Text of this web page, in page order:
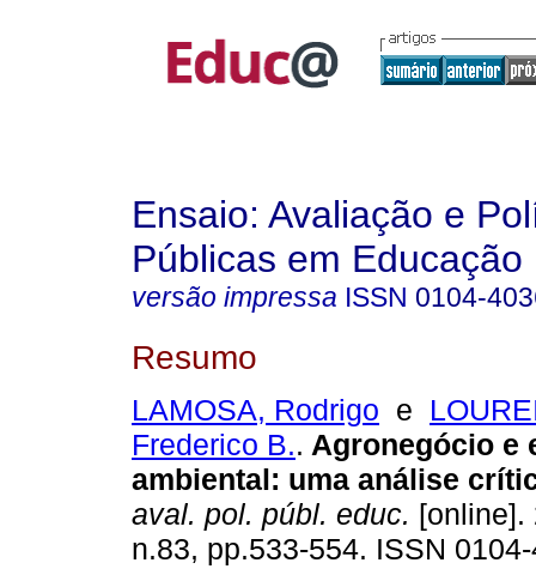
Ensaio: Avaliação e
Públicas em Educação
versão impressa ISSN 0104-
Resumo
LAMOSA, Rodrigo e
Frederico B.. Agronegócio e
ambiental: uma análise
aval. pol. públ. educ. [online].
n.83, pp.533-554. ISSN